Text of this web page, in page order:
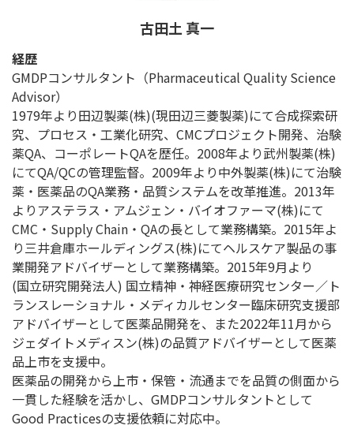
古田土 真一
経歴
GMDPコンサルタント（Pharmaceutical Quality Science
Advisor）
1979年より田辺製薬(株)(現田辺三菱製薬)にて合成探索研
究、プロセス・工業化研究、CMCプロジェクト開発、治験
薬QA、コーポレートQAを歴任。2008年より武州製薬(株)
にてQA/QCの管理監督。2009年より中外製薬(株)にて治験
薬・医薬品のQA業務・品質システムを改革推進。2013年
よりアステラス・アムジェン・バイオファーマ(株)にて
CMC・Supply Chain・QAの長として業務構築。2015年よ
り三井倉庫ホールディングス(株)にてヘルスケア製品の事
業開発アドバイザーとして業務構築。2015年9月より
(国立研究開発法人) 国立精神・神経医療研究センター／ト
ランスレーショナル・メディカルセンター臨床研究支援部
アドバイザーとして医薬品開発を、また2022年11月から
ジェダイトメディスン(株)の品質アドバイザーとして医薬
品上市を支援中。
医薬品の開発から上市・保管・流通までを品質の側面から
一貫した経験を活かし、GMDPコンサルタントとして
Good Practicesの支援依頼に対応中。